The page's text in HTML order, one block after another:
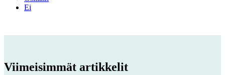
Ei
Viimeisimmät artikkelit